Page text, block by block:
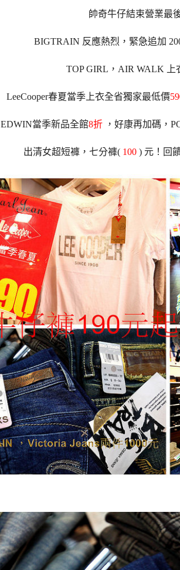
帥奇牛仔結束營業最
BIGTRAIN 反應熱烈，緊急追加
TOP GIRL，AIR WALK 上
LeeCooper春夏當季上衣全省獨家最低價
EDWIN當季新品全館8折 ，好康再加碼，
出清女超短褲，七分褲(100) 元！回